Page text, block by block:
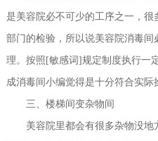
是美容院必不可少的工序之一，
部门的检验，所以说美容院消毒
理。按照[敏感词]规定制度执行一
成消毒间小编觉得是十分符合实际
三、楼梯间变杂物间
美容院里都会有很多杂物没地